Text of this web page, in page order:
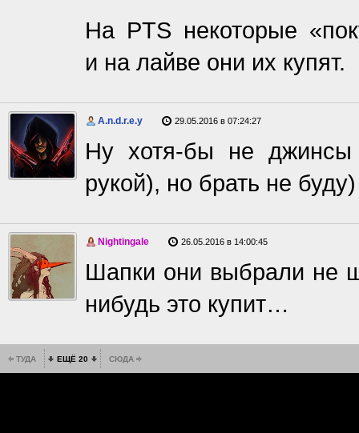
На PTS некоторые
и на лайве они их купят.
A.n.d.r.e.y 29.05.2016 в 07:24:27
Ну хотя-бы не джинсы
рукой), но брать не буду)
Nightingale 26.05.2016 в 14:00:45
Шапки они выбрали не
нибудь это купит…
ТУДА ЕЩЁ 20 СЮДА